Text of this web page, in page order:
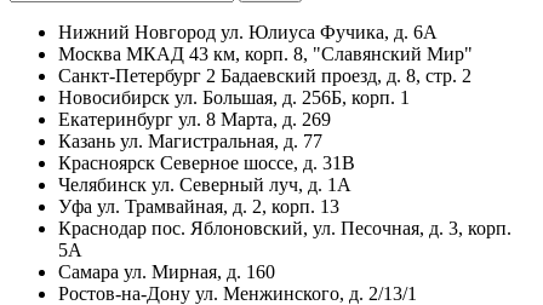
Нижний Новгород ул. Юлиуса Фучика, д. 6А
Москва МКАД 43 км, корп. 8, "Славянский Мир"
Санкт-Петербург 2 Бадаевский проезд, д. 8, стр. 2
Новосибирск ул. Большая, д. 256Б, корп. 1
Екатеринбург ул. 8 Марта, д. 269
Казань ул. Магистральная, д. 77
Красноярск Северное шоссе, д. 31В
Челябинск ул. Северный луч, д. 1А
Уфа ул. Трамвайная, д. 2, корп. 13
Краснодар пос. Яблоновский, ул. Песочная, д. 3, корп.
5А
Самара ул. Мирная, д. 160
Ростов-на-Дону ул. Менжинского, д. 2/13/1